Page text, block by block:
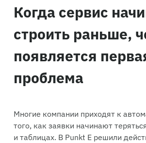
Когда сервис
строить раньше,
появляется
проблема
Многие компании приходят к
того, как заявки начинают
и таблицах. В Punkt E решили